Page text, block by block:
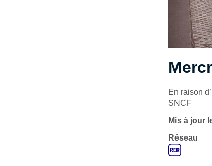
En raison
SNCF
Mis à jour
Réseau